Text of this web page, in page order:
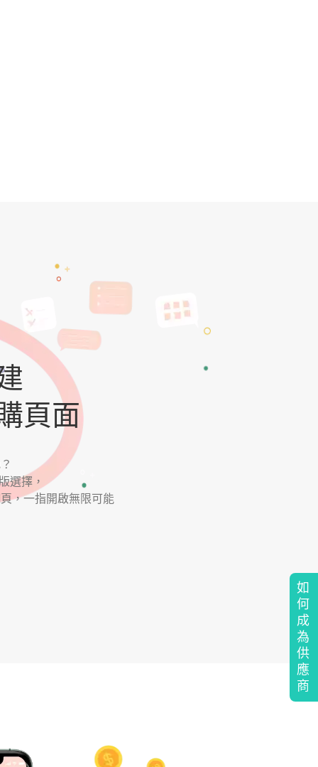
如
何
成
為
供
應
商
頁面
選擇，
，一指開啟無限可能